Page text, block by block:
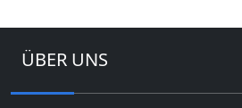
ÜBER UNS